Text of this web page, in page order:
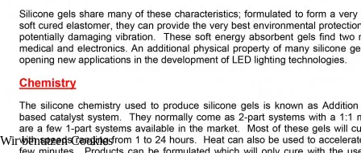
Wir benutzen Cookies